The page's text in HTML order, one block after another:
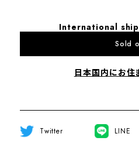
International
Sold
日本国内にお住
Twitter LINE